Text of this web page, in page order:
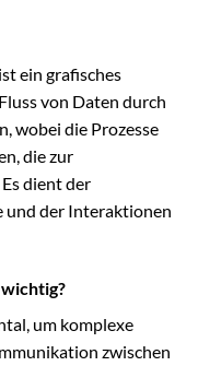
ein grafisches
von Daten durch
wobei die Prozesse
die zur
dient der
und der Interaktionen
um komplexe
zwischen